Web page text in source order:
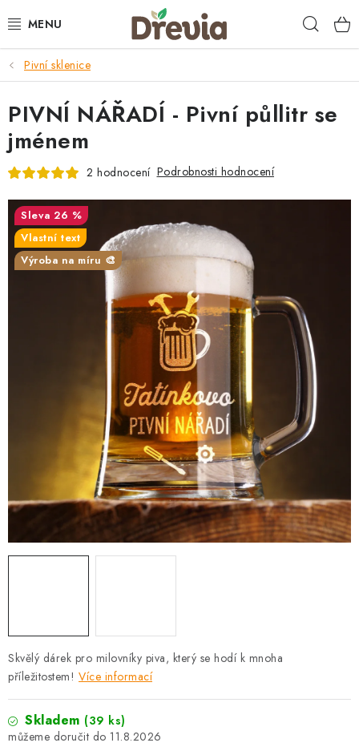
na
SVATBA 💍
DÁRKY
KRABIČKY
DEKORACE
MATERIÁLY A TVOŘENÍ
VÝPRODEJ 🔥
Hodnocení obchodu
Stav objednávky
Reklamace a vrácení zboží
Jak nakupovat
Dřeviny a certifikáty
Pro firmy Velkoobchod Kontakt
Pivní sklenice
Skvělý dárek pro milovníky piva, který se hodí k mnoha
příležitostem! Více informací
Skladem (39 ks)
11.8.2026
PIVNÍ NÁŘADÍ - Pivní půllitr se
jménem
2 hodnocení Podrobnosti hodnocení
26 %
Vlastní text
Výroba na míru 🎨